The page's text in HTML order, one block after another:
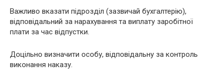
Важливо вказати підрозділ (зазвичай бухгалтерію),
відповідальний за нарахування та виплату заробітної
плати за час відпустки.
Доцільно визначити особу, відповідальну за контроль
виконання наказу.